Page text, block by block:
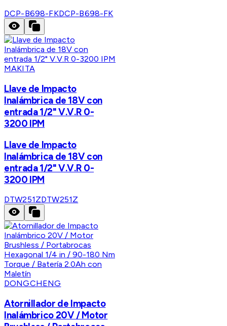
DCP-B698-FKDCP-B698-FK
MAKITA
Llave de Impacto
Inalámbrica de 18V con
entrada 1/2" V.V.R 0-
3200 IPM
Llave de Impacto
Inalámbrica de 18V con
entrada 1/2" V.V.R 0-
3200 IPM
DTW251ZDTW251Z
DONGCHENG
Atornillador de Impacto
Inalámbrico 20V / Motor